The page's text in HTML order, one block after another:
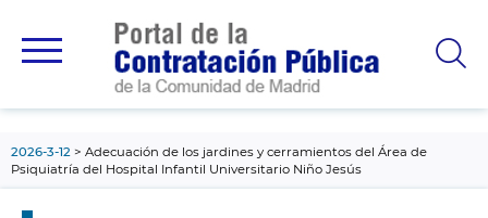
principal
2026-3-12
Adecuación de los jardines y cerramientos del Área de
Psiquiatría del Hospital Infantil Universitario Niño Jesús